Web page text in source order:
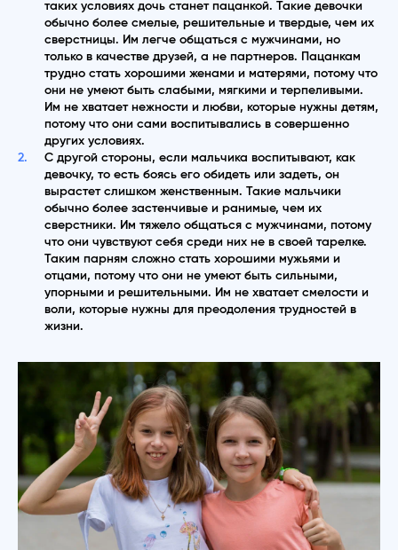
таких условиях дочь станет пацанкой. Такие девочки
обычно более смелые, решительные и твердые, чем их
сверстницы. Им легче общаться с мужчинами, но
только в качестве друзей, а не партнеров. Пацанкам
трудно стать хорошими женами и матерями, потому что
они не умеют быть слабыми, мягкими и терпеливыми.
Им не хватает нежности и любви, которые нужны детям,
потому что они сами воспитывались в совершенно
других условиях.
С другой стороны, если мальчика воспитывают, как
девочку, то есть боясь его обидеть или задеть, он
вырастет слишком женственным. Такие мальчики
обычно более застенчивые и ранимые, чем их
сверстники. Им тяжело общаться с мужчинами, потому
что они чувствуют себя среди них не в своей тарелке.
Таким парням сложно стать хорошими мужьями и
отцами, потому что они не умеют быть сильными,
упорными и решительными. Им не хватает смелости и
воли, которые нужны для преодоления трудностей в
жизни.